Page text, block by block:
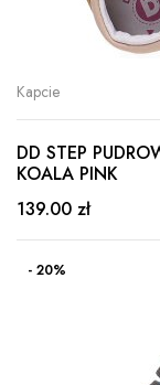
Kapcie
DD STEP
KOALA PINK
139.00 zł
- 20%